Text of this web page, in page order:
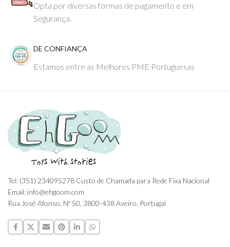
Opta por diversas formas de pagamento e em
Segurança.
DE CONFIANÇA
Estamos entre as Melhores PME Portuguesas
Tel: (351) 234095278 Custo de Chamada para Rede Fixa Nacional
Email: info@ehgoom.com
Rua José Afonso, Nº 50, 3800-438 Aveiro, Portugal